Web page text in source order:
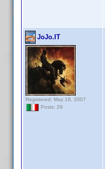
JoJo.IT
Registered: May 18, 2007
Posts: 29